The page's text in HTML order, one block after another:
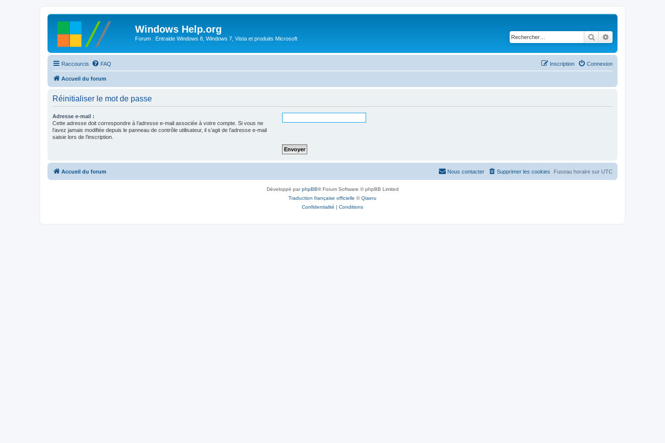
Windows Help.org
Forum : Entraide Windows 8, Windows 7, Vista et produits Microsoft Rechercher
Raccourcis FAQ Connexion
Inscription
Accueil du forum
Réinitialiser le mot de passe
Adresse e-mail :
Cette adresse doit correspondre à l’adresse e-mail associée à votre compte. Si vous ne
l’avez jamais modifiée depuis le panneau de contrôle utilisateur, il s’agit de l’adresse e-mail
saisie lors de l’inscription.
Accueil du forum Fuseau horaire sur UTC
Supprimer les cookies
Nous contacter
Développé parphpBB® Forum Software © phpBB Limited
Traduction française officielle ©Qiaeru
Confidentialité | Conditions